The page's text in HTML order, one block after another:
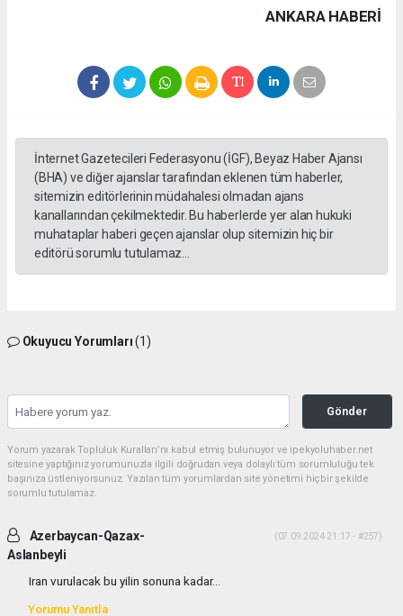
ANKARA HABERİ
İnternet Gazetecileri Federasyonu (İGF), Beyaz Haber Ajansı
(BHA) ve diğer ajanslar tarafından eklenen tüm haberler,
sitemizin editörlerinin müdahalesi olmadan ajans
kanallarından çekilmektedir. Bu haberlerde yer alan hukuki
muhataplar haberi geçen ajanslar olup sitemizin hiç bir
editörü sorumlu tutulamaz...
Okuyucu Yorumları(1)
Gönder
Yorum yazarak Topluluk Kuralları’nı kabul etmiş bulunuyor ve ipekyoluhaber.net
sitesine yaptığınız yorumunuzla ilgili doğrudan veya dolaylı tüm sorumluluğu tek
başınıza üstleniyorsunuz. Yazılan tüm yorumlardan site yönetimi hiçbir şekilde
sorumlu tutulamaz.
Azerbaycan-Qazax-
Aslanbeyli
(07.09.2024 21:17 - #257)
Iran vurulacak bu yilin sonuna kadar...
Yorumu Yanıtla